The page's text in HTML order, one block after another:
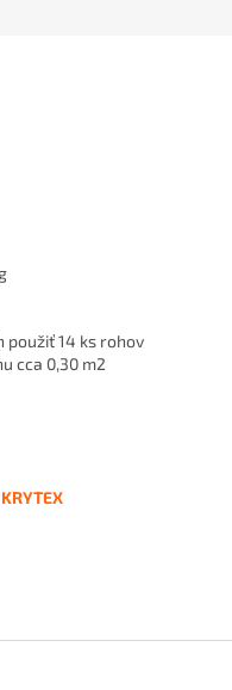
použiť 14 ks rohov
cca 0,30 m2